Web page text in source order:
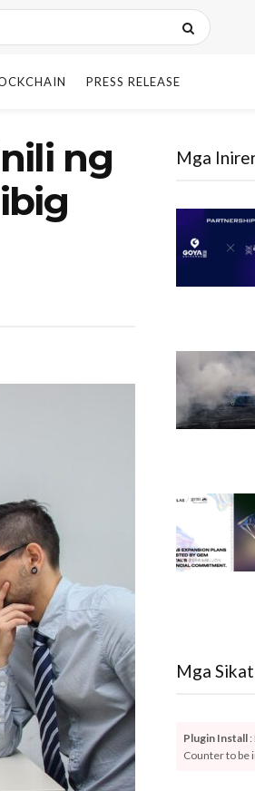
PRESS RELEASE
ng
Mga
Mga
Plugin Install
Counter to be